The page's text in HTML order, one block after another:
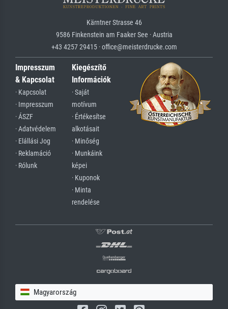
Kärntner Strasse 46
9586 Finkenstein am Faaker See · Austria
+43 4257 29415 · office@meisterdrucke.com
Impresszum
& Kapcsolat
· Kapcsolat
· Impresszum
· ÁSZF
· Adatvédelem
· Elállási Jog
· Reklamáció
· Rólunk
Kiegészítő
Információk
· Saját
motívum
· Értékesítse
alkotásait
· Minőség
· Munkáink
képei
· Kuponok
· Minta
rendelése
Magyarország